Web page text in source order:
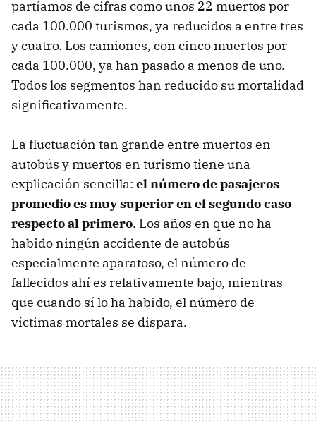
partíamos de cifras como unos 22 muertos por
cada 100.000 turismos, ya reducidos a entre tres
y cuatro. Los camiones, con cinco muertos por
cada 100.000, ya han pasado a menos de uno.
Todos los segmentos han reducido su mortalidad
significativamente.
La fluctuación tan grande entre muertos en
autobús y muertos en turismo tiene una
explicación sencilla: el número de pasajeros
promedio es muy superior en el segundo caso
respecto al primero. Los años en que no ha
habido ningún accidente de autobús
especialmente aparatoso, el número de
fallecidos ahí es relativamente bajo, mientras
que cuando sí lo ha habido, el número de
víctimas mortales se dispara.